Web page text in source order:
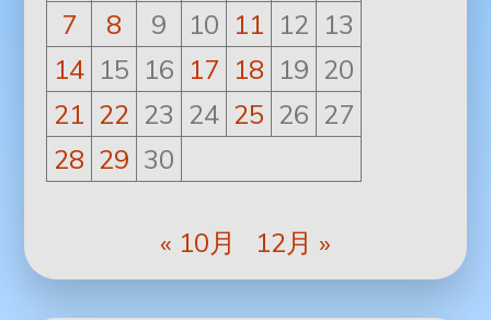
7
8 9 10 11 12 13
14 15 16 17 18 19 20
21 22 23 24 25 26 27
28 29 30
« 10月 12月 »